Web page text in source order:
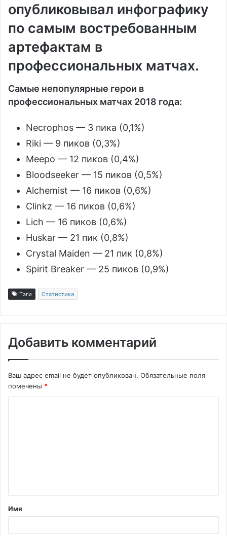
опубликовывал инфографику
по самым востребованным
артефактам в
профессиональных матчах.
Самые непопулярные герои в
профессиональных матчах 2018 года:
Necrophos — 3 пика (0,1%)
Riki — 9 пиков (0,3%)
Meepo — 12 пиков (0,4%)
Bloodseeker — 15 пиков (0,5%)
Alchemist — 16 пиков (0,6%)
Clinkz — 16 пиков (0,6%)
Lich — 16 пиков (0,6%)
Huskar — 21 пик (0,8%)
Crystal Maiden — 21 пик (0,8%)
Spirit Breaker — 25 пиков (0,9%)
Тэги Статистика
Добавить комментарий
Ваш адрес email не будет опубликован. Обязательные поля
помечены *
т
а
Имя